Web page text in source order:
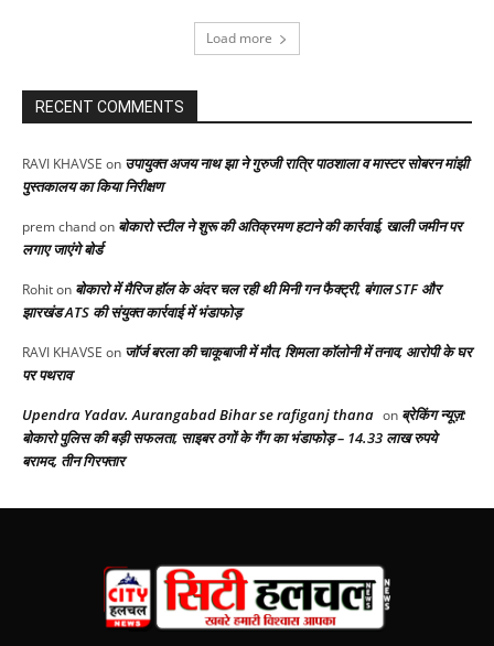
Load more
RECENT COMMENTS
RAVI KHAVSE on उपायुक्त अजय नाथ झा ने गुरुजी रात्रि पाठशाला व मास्टर सोबरन मांझी
पुस्तकालय का किया निरीक्षण
prem chandon बोकारो स्टील ने शुरू की अतिक्रमण हटाने की कार्रवाई, खाली जमीन पर
लगाए जाएंगे बोर्ड
Rohiton बोकारो में मैरिज हॉल के अंदर चल रही थी मिनी गन फैक्ट्री, बंगाल STF और
झारखंड ATS की संयुक्त कार्रवाई में भंडाफोड़
RAVI KHAVSE on जॉर्ज बरला की चाकूबाजी में मौत, शिमला कॉलोनी में तनाव, आरोपी के घर
पर पथराव
Upendra Yadav. Aurangabad Bihar se rafiganj thana on ब्रेकिंग न्यूज़:
बोकारो पुलिस की बड़ी सफलता, साइबर ठगों के गैंग का भंडाफोड़ – 14.33 लाख रुपये
बरामद, तीन गिरफ्तार